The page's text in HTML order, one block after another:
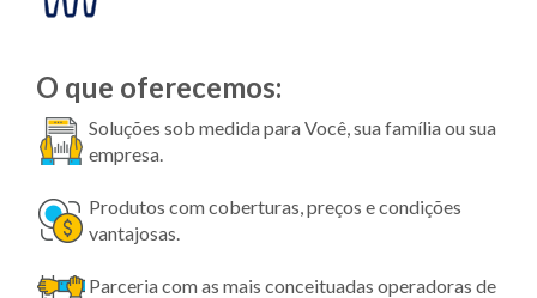
O que oferecemos:
Soluções sob medida para Você, sua família ou sua
empresa.
Produtos com coberturas, preços e condições
vantajosas.
Parceria com as mais conceituadas operadoras de